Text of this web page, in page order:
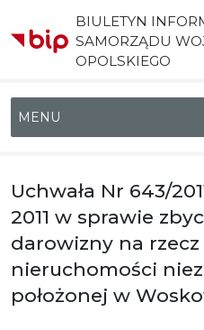
BIULETYN
SAMORZĄDU
OPOLSKIEGO
Menu główne
Uchwała Nr 643/
2011 w sprawie
darowizny na
nieruchomości
położonej w